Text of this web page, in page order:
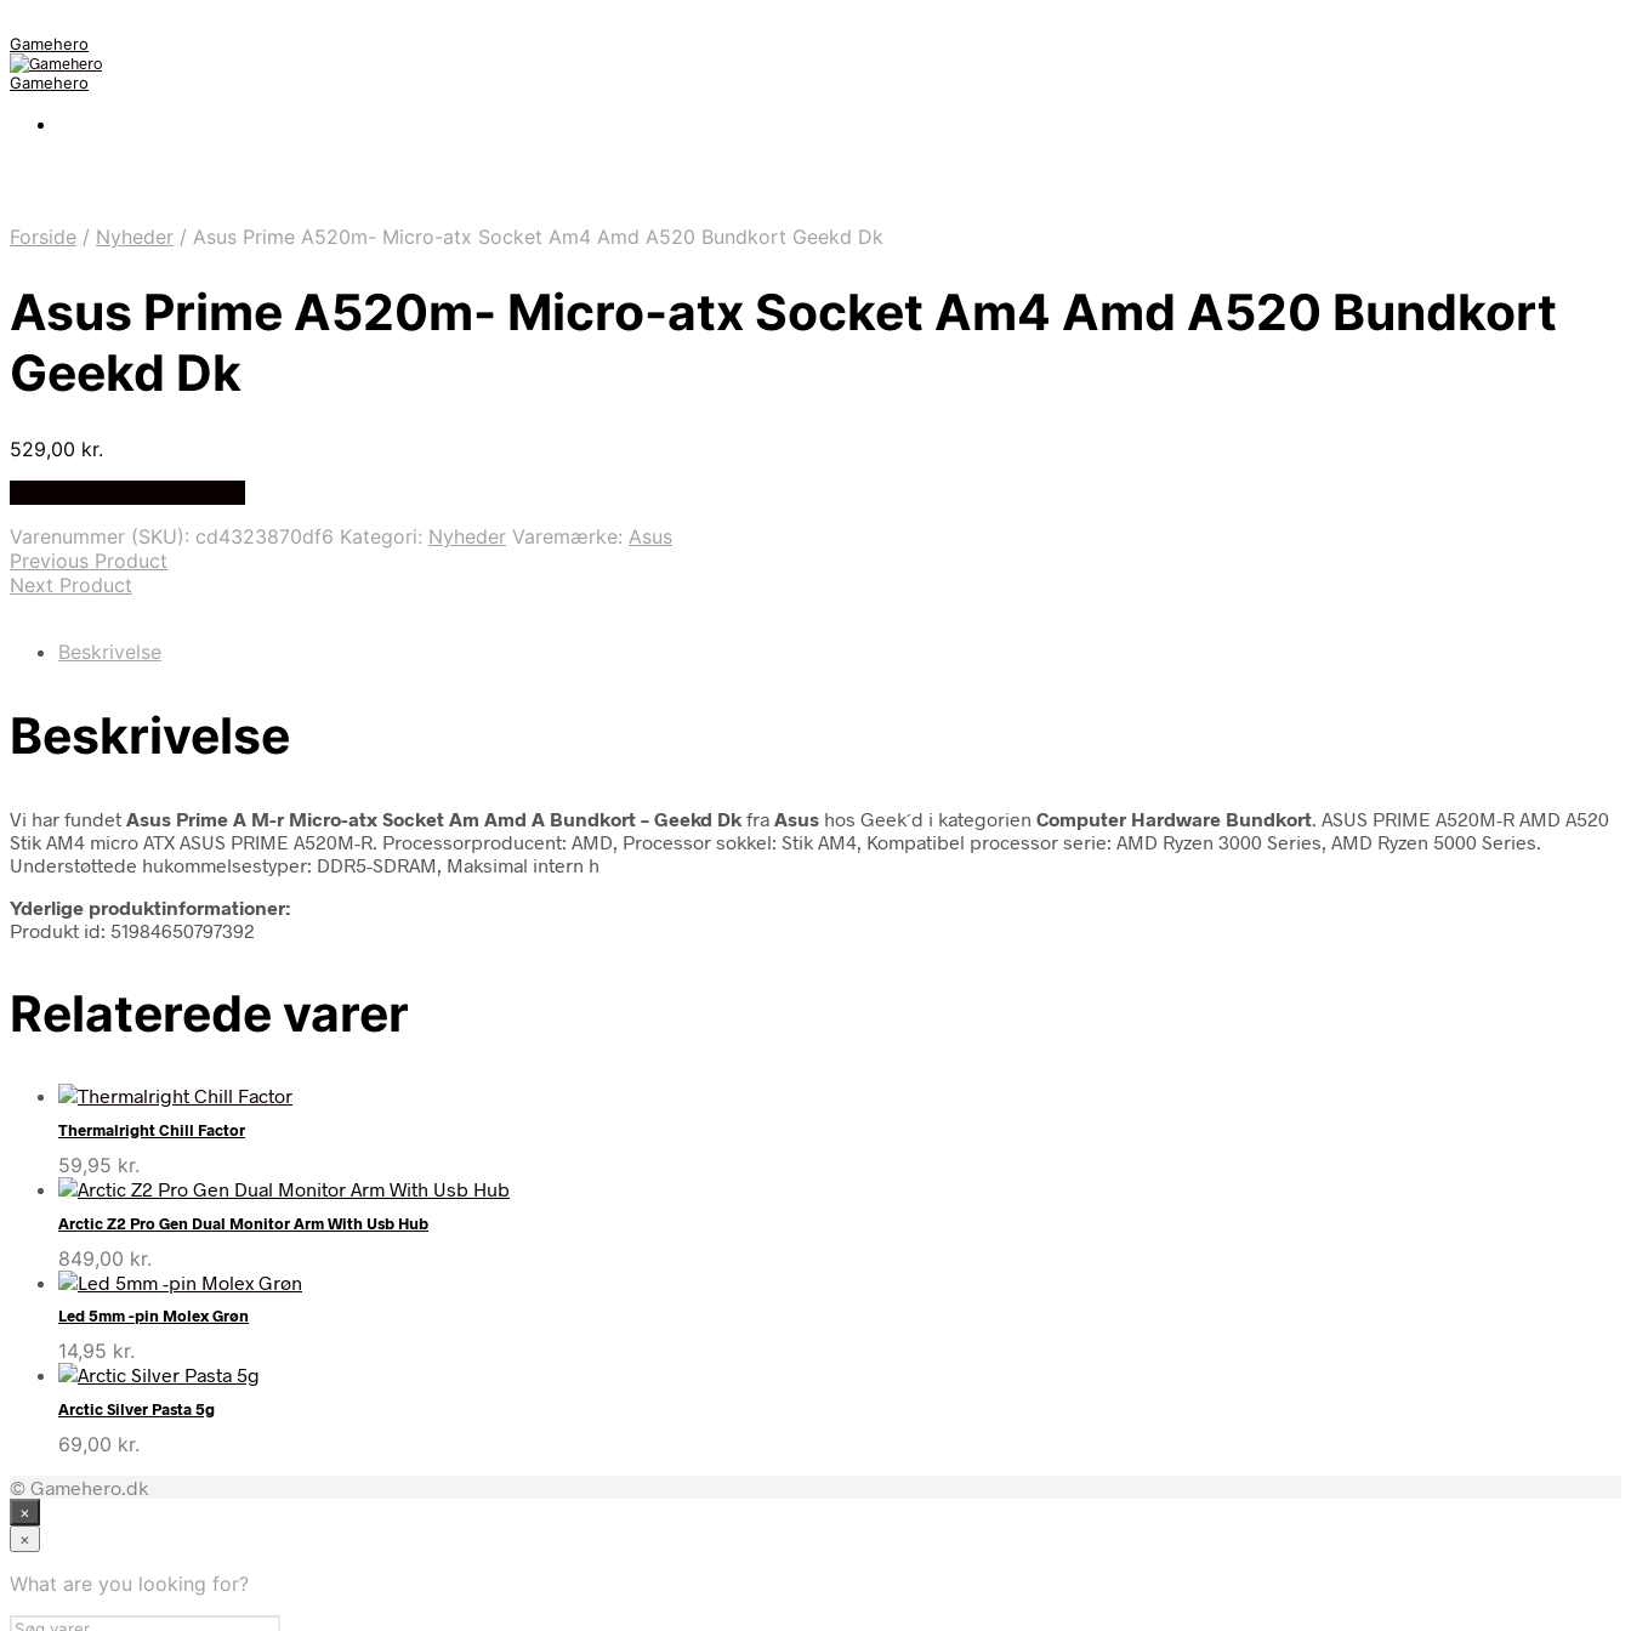
Gamehero
Gamehero
Forside / Nyheder / Asus Prime A520m- Micro-atx Socket Am4 Amd A520 Bundkort Geekd Dk
Asus Prime A520m- Micro-atx Socket Am4 Amd A520 Bundkort
Geekd Dk
529,00 kr.
Varenummer (SKU): cd4323870df6 Kategori: Nyheder Varemærke: Asus
Previous Product
Next Product
Beskrivelse
Beskrivelse
Vi har fundet Asus Prime A M-r Micro-atx Socket Am Amd A Bundkort – Geekd Dk fra Asus hos Geek´d i kategorien Computer Hardware Bundkort . ASUS PRIME A520M-R AMD A520
Stik AM4 micro ATX ASUS PRIME A520M-R. Processorproducent: AMD, Processor sokkel: Stik AM4, Kompatibel processor serie: AMD Ryzen 3000 Series, AMD Ryzen 5000 Series.
Understøttede hukommelsestyper: DDR5-SDRAM, Maksimal intern h
Yderlige produktinformationer:
Produkt id: 51984650797392
Relaterede varer
Thermalright Chill Factor
59,95 kr.
Arctic Z2 Pro Gen Dual Monitor Arm With Usb Hub
849,00 kr.
Led 5mm -pin Molex Grøn
14,95 kr.
Arctic Silver Pasta 5g
69,00 kr.
© Gamehero.dk
×
×
What are you looking for?